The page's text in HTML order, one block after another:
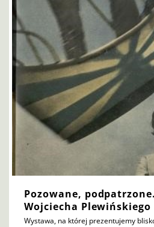
Pozowane,
Wojciecha Plewińskiego
Wystawa, na której prezentujemy